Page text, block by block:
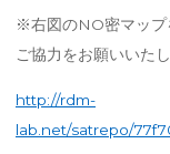
※右図のNO密マップ
ご協力をお願いいたし
http://rdm-
lab.net/satrepo/